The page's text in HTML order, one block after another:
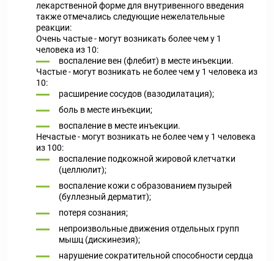
лекарственной форме для внутривенного введения
также отмечались следующие нежелательные
реакции:
Очень частые - могут возникать более чем у 1
человека из 10:
воспаление вен (флебит) в месте инъекции.
Частые - могут возникать не более чем у 1 человека из
10:
расширение сосудов (вазодилатация);
боль в месте инъекции;
воспаление в месте инъекции.
Нечастые - могут возникать не более чем у 1 человека
из 100:
воспаление подкожной жировой клетчатки
(целлюлит);
воспаление кожи с образованием пузырей
(буллезный дерматит);
потеря сознания;
непроизвольные движения отдельных групп
мышц (дискинезия);
нарушение сократительной способности сердца